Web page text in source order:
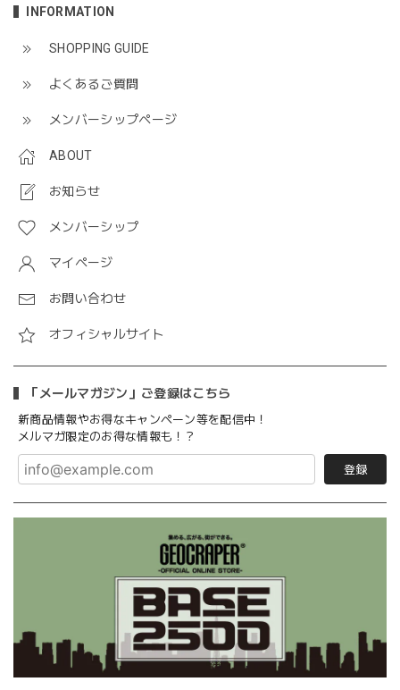
INFORMATION
SHOPPING GUIDE
よくあるご質問
メンバーシップページ
ABOUT
お知らせ
メンバーシップ
マイページ
お問い合わせ
オフィシャルサイト
「メールマガジン」ご登録はこちら
新商品情報やお得なキャンペーン等を配信中！
メルマガ限定のお得な情報も！？
登録